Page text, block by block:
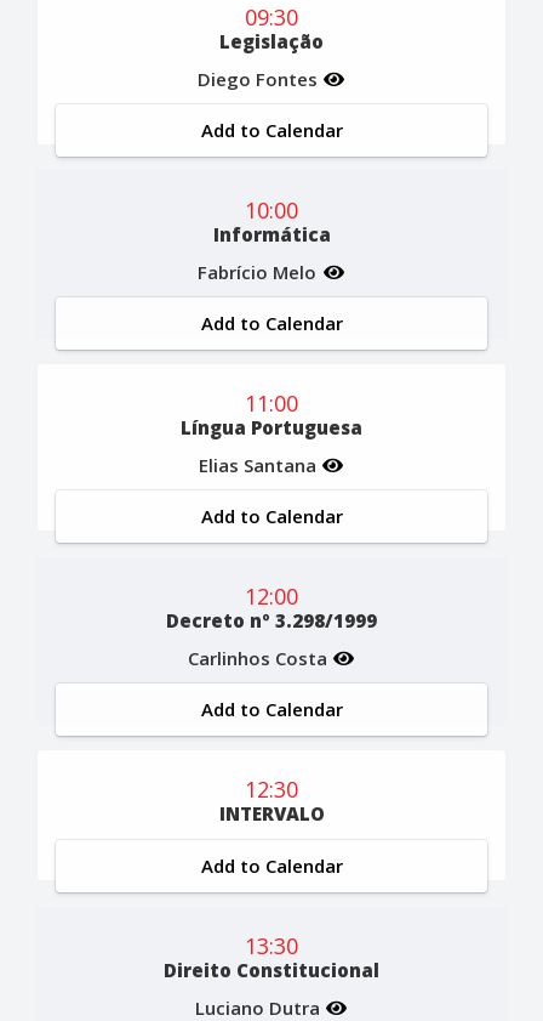
09:30
Legislação
Diego Fontes
Add to Calendar
10:00
Informática
Fabrício Melo
Add to Calendar
11:00
Língua Portuguesa
Elias Santana
Add to Calendar
12:00
Decreto nº 3.298/1999
Carlinhos Costa
Add to Calendar
12:30
INTERVALO
Add to Calendar
13:30
Direito Constitucional
Luciano Dutra